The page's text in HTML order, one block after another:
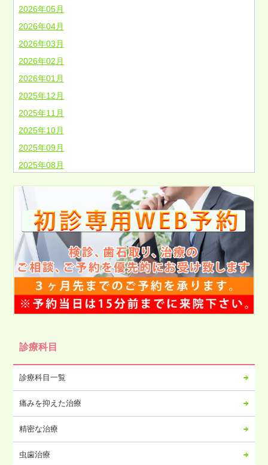
2026年05月
2026年04月
2026年03月
2026年02月
2026年01月
2025年12月
2025年11月
2025年10月
2025年09月
2025年08月
2025年06月
2025年05月
2025年04月
2025年03月
2025年02月
2025年01月
2024年12月
2024年08月
2024年07月
2024年06月
2024年05月
2024年04月
2024年03月
診療科目
診療科目一覧
痛みを抑えた治療
精密な治療
虫歯治療